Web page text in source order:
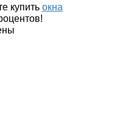
купить окна